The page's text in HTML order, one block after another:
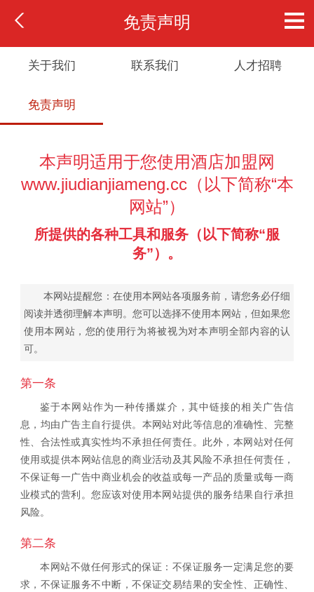
免责声明
关于我们 联系我们 人才招聘
免责声明
本声明适用于您使用酒店加盟网
www.jiudianjiameng.cc（以下简称“本
网站”）
所提供的各种工具和服务（以下简称“服
务”）。
本网站提醒您：在使用本网站各项服务前，请您务必仔细
阅读并透彻理解本声明。您可以选择不使用本网站，但如果您
使用本网站，您的使用行为将被视为对本声明全部内容的认
可。
第一条
鉴于本网站作为一种传播媒介，其中链接的相关广告信
息，均由广告主自行提供。本网站对此等信息的准确性、完整
性、合法性或真实性均不承担任何责任。此外，本网站对任何
使用或提供本网站信息的商业活动及其风险不承担任何责任，
不保证每一广告中商业机会的收益或每一产品的质量或每一商
业模式的营利。您应该对使用本网站提供的服务结果自行承担
风险。
第二条
本网站不做任何形式的保证：不保证服务一定满足您的要
求，不保证服务不中断，不保证交易结果的安全性、正确性、